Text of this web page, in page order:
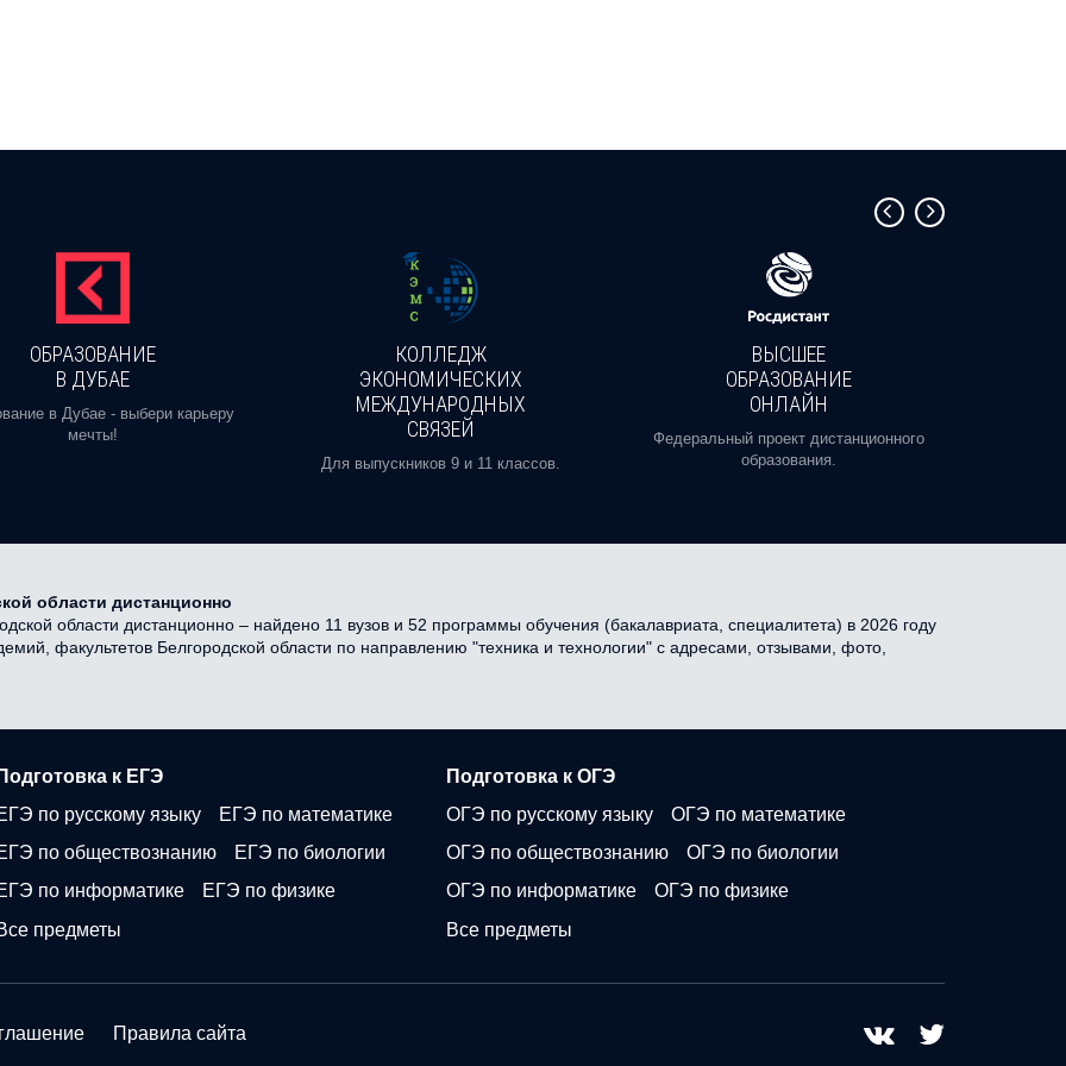
ОБРАЗОВАНИЕ
В ДУБАЕ
в Дубае - выбери карьеру
мечты!
КОЛЛЕДЖ
ЭКОНОМИЧЕСКИХ
МЕЖДУНАРОДНЫХ
СВЯЗЕЙ
Для выпускников 9 и 11 классов.
ВЫСШЕЕ
ОБРАЗОВАНИЕ
ОНЛАЙН
Федеральный проект дистанционного
образования.
области дистанционно
области дистанционно – найдено 11 вузов и 52 программы обучения (бакалавриата, специалитета) в 2026 году
факультетов Белгородской области по направлению "техника и технологии" с адресами, отзывами, фото,
Подготовка к ЕГЭ
по русскому языку
ЕГЭ по математике
по обществознанию
ЕГЭ по биологии
по информатике
ЕГЭ по физике
предметы
Подготовка к ОГЭ
ОГЭ по русскому языку
ОГЭ по математике
ОГЭ по обществознанию
ОГЭ по биологии
ОГЭ по информатике
ОГЭ по физике
Все предметы
Правила сайта